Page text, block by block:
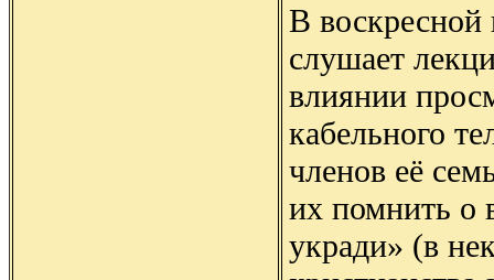
В
слушает
влиянии
кабельного
членов её
их помнить о
укради» (в